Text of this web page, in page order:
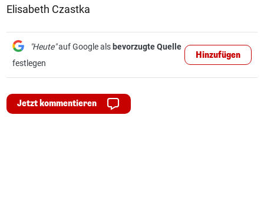
Elisabeth Czastka
"Heute"auf Google als bevorzugte Quelle
festlegen
Hinzufügen
Jetzt kommentieren